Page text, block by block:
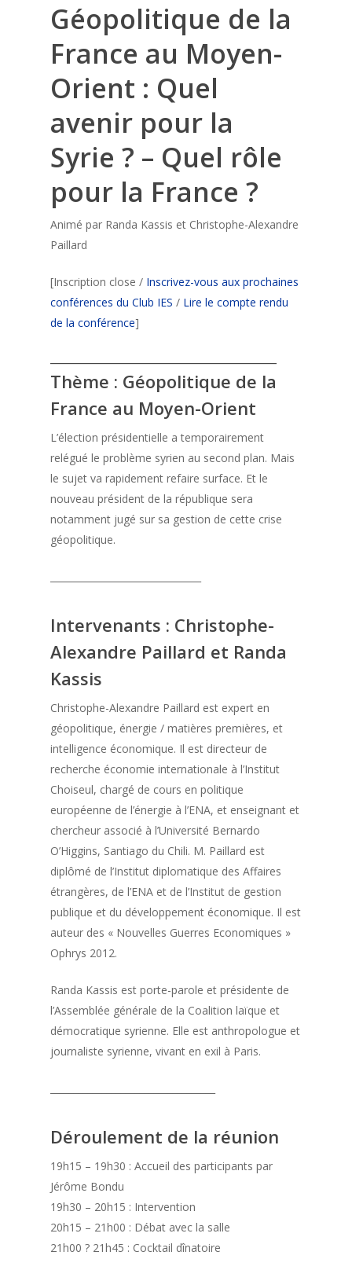
Géopolitique de la
France au Moyen-
Orient : Quel
avenir pour la
Syrie ? – Quel rôle
pour la France ?
Animé par Randa Kassis et Christophe-Alexandre
Paillard
[Inscription close / Inscrivez-vous aux prochaines
conférences du Club IES / Lire le compte rendu
de la conférence]
Thème : Géopolitique de la
France au Moyen-Orient
L’élection présidentielle a temporairement
relégué le problème syrien au second plan. Mais
le sujet va rapidement refaire surface. Et le
nouveau président de la république sera
notamment jugé sur sa gestion de cette crise
géopolitique.
Intervenants : Christophe-
Alexandre Paillard et Randa
Kassis
Christophe-Alexandre Paillard est expert en
géopolitique, énergie / matières premières, et
intelligence économique. Il est directeur de
recherche économie internationale à l’Institut
Choiseul, chargé de cours en politique
européenne de l’énergie à l’ENA, et enseignant et
chercheur associé à l’Université Bernardo
O’Higgins, Santiago du Chili. M. Paillard est
diplômé de l’Institut diplomatique des Affaires
étrangères, de l’ENA et de l’Institut de gestion
publique et du développement économique. Il est
auteur des « Nouvelles Guerres Economiques »
Ophrys 2012.
Randa Kassis est porte-parole et présidente de
l’Assemblée générale de la Coalition laïque et
démocratique syrienne. Elle est anthropologue et
journaliste syrienne, vivant en exil à Paris.
Déroulement de la réunion
19h15 – 19h30 : Accueil des participants par
Jérôme Bondu
19h30 – 20h15 : Intervention
20h15 – 21h00 : Débat avec la salle
21h00 ? 21h45 : Cocktail dînatoire